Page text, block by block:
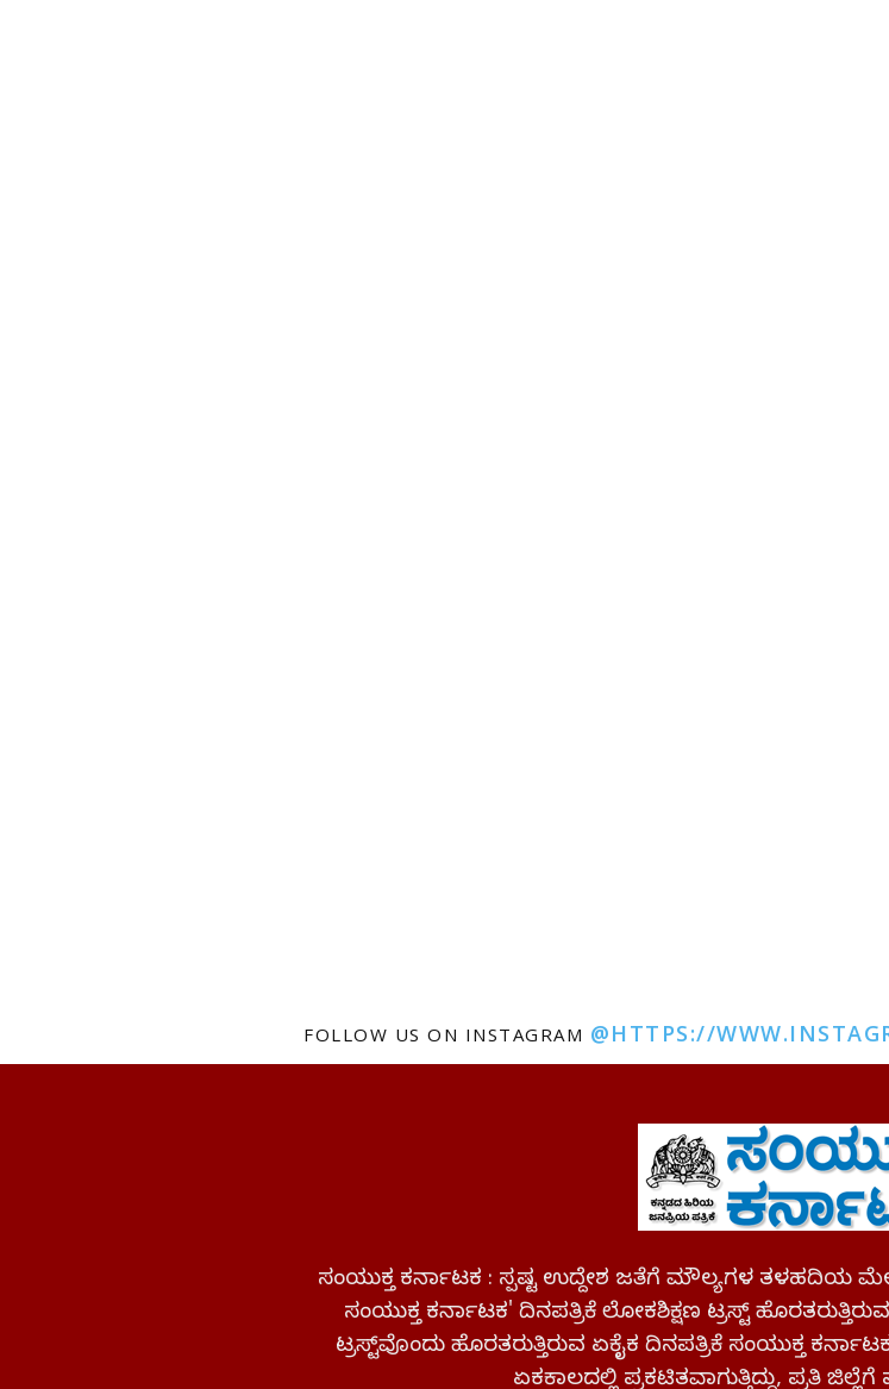
FOLLOW US ON INSTAGRAM @HTTPS://
ಸಂಯುಕ್ತ ಕರ್ನಾಟಕ : ಸ್ಪಷ್ಟ ಉದ್ದೇಶ ಜತೆಗೆ ಮೌಲ್ಯಗಳ ತಳಹದಿಯ
ಸಂಯುಕ್ತ ಕರ್ನಾಟಕ' ದಿನಪತ್ರಿಕೆ ಲೋಕಶಿಕ್ಷಣ ಟ್ರಸ್ಟ್
ಟ್ರಸ್ಟ್‌ವೊಂದು ಹೊರತರುತ್ತಿರುವ ಏಕೈಕ ದಿನಪತ್ರಿಕೆ ಸಂಯುಕ್ತ
ಏಕಕಾಲದಲ್ಲಿ ಪ್ರಕಟಿತವಾಗುತ್ತಿದ್ದು, ಪ್ರತಿ